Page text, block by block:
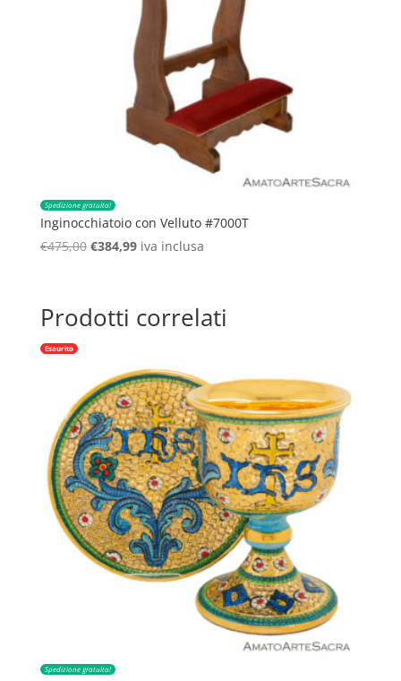
Spedizione gratuita!
Inginocchiatoio con Velluto #7000T
€475,00 Il
era:
€475,00.
€384,99Il
€384,99.
iva inclusa
Prodotti correlati
Esaurito
Spedizione gratuita!